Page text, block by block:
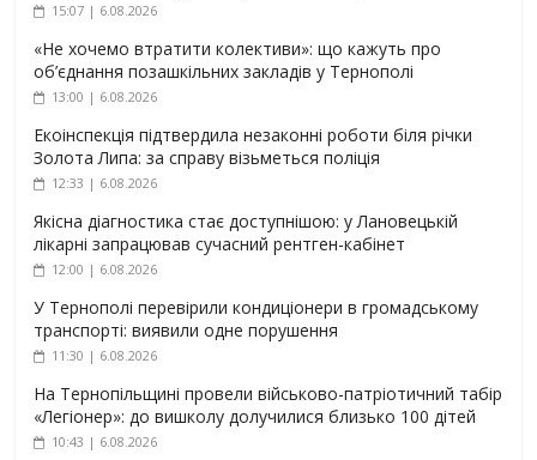
15:07 | 6.08.2026
«Не хочемо втратити колективи»: що кажуть про
об’єднання позашкільних закладів у Тернополі
13:00 | 6.08.2026
Екоінспекція підтвердила незаконні роботи біля річки
Золота Липа: за справу візьметься поліція
12:33 | 6.08.2026
Якісна діагностика стає доступнішою: у Лановецькій
лікарні запрацював сучасний рентген-кабінет
12:00 | 6.08.2026
У Тернополі перевірили кондиціонери в громадському
транспорті: виявили одне порушення
11:30 | 6.08.2026
На Тернопільщині провели військово-патріотичний табір
«Легіонер»: до вишколу долучилися близько 100 дітей
10:43 | 6.08.2026